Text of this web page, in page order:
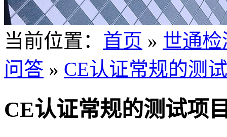
当前位置 ： 首页 » 世通
问答 » CE认证常规的测
CE认证常规的测试项